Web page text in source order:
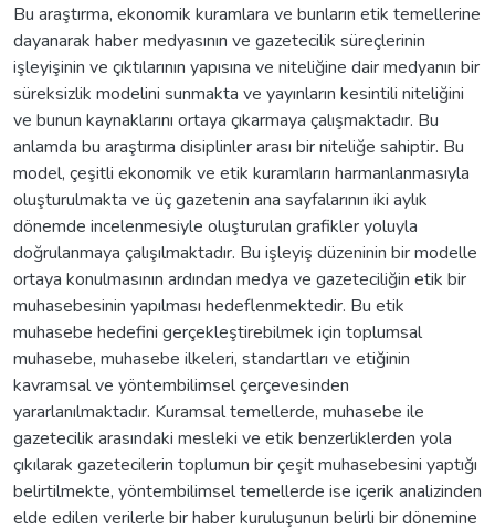
Bu araştırma, ekonomik kuramlara ve bunların etik temellerine
dayanarak haber medyasının ve gazetecilik süreçlerinin
işleyişinin ve çıktılarının yapısına ve niteliğine dair medyanın bir
süreksizlik modelini sunmakta ve yayınların kesintili niteliğini
ve bunun kaynaklarını ortaya çıkarmaya çalışmaktadır. Bu
anlamda bu araştırma disiplinler arası bir niteliğe sahiptir. Bu
model, çeşitli ekonomik ve etik kuramların harmanlanmasıyla
oluşturulmakta ve üç gazetenin ana sayfalarının iki aylık
dönemde incelenmesiyle oluşturulan grafikler yoluyla
doğrulanmaya çalışılmaktadır. Bu işleyiş düzeninin bir modelle
ortaya konulmasının ardından medya ve gazeteciliğin etik bir
muhasebesinin yapılması hedeflenmektedir. Bu etik
muhasebe hedefini gerçekleştirebilmek için toplumsal
muhasebe, muhasebe ilkeleri, standartları ve etiğinin
kavramsal ve yöntembilimsel çerçevesinden
yararlanılmaktadır. Kuramsal temellerde, muhasebe ile
gazetecilik arasındaki mesleki ve etik benzerliklerden yola
çıkılarak gazetecilerin toplumun bir çeşit muhasebesini yaptığı
belirtilmekte, yöntembilimsel temellerde ise içerik analizinden
elde edilen verilerle bir haber kuruluşunun belirli bir dönemine